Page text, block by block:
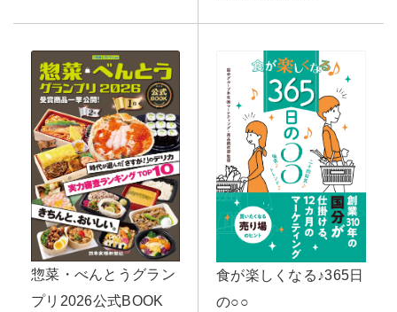
惣菜・べんとうグラン
プリ2026公式BOOK
食が楽しくなる♪365日
の○○